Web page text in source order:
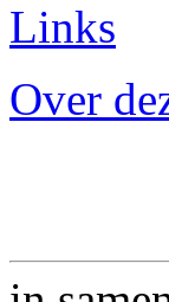
Links
Over